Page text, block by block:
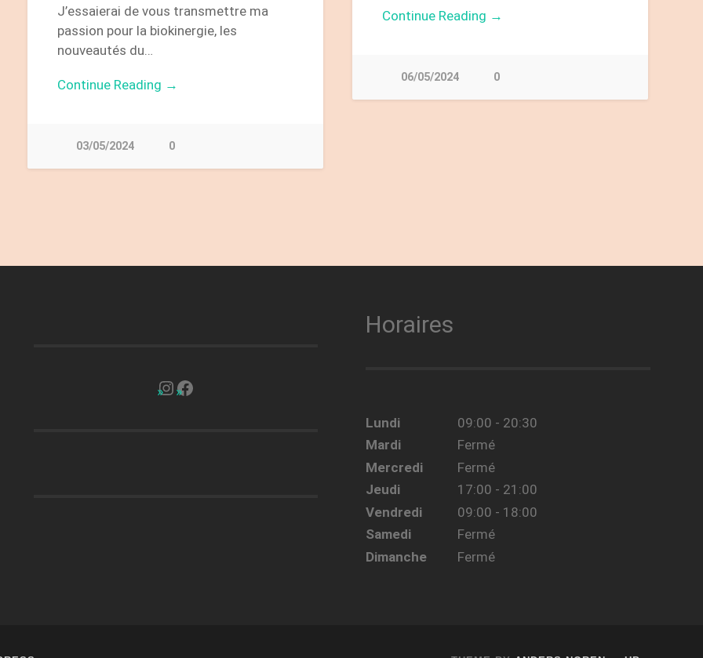
Continue Reading →
06/05/2024 0
J’essaierai de vous transmettre ma
passion pour la biokinergie, les
nouveautés du…
Continue Reading →
03/05/2024 0
Horaires
Lundi
09:00 - 20:30
Mardi
Fermé
Mercredi
Fermé
Jeudi
17:00 - 21:00
Vendredi
09:00 - 18:00
Samedi
Fermé
Dimanche
Fermé